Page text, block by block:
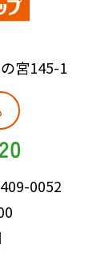
宮145-1
0052